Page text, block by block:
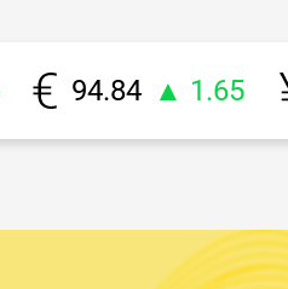
94.84 ▲ 1.65